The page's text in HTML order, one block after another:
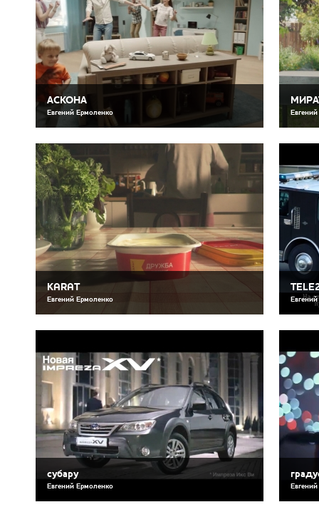
АСКОНА
Евгений Ермоленко
KARAT
Евгений Ермоленко
субару
Евгений Ермоленко